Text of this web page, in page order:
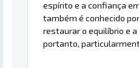
espírito e a confiança
também é conhecido
restaurar o equilíbrio e
portanto,